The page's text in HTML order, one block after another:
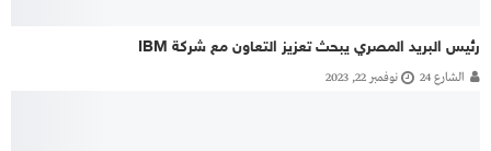
رئيس البريد المصري يبحث تعزيز التعاون مع شركة IBM
الشارع 24 نوفمبر 22, 2023